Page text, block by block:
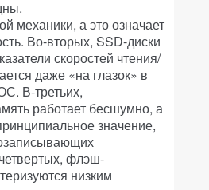
механики, а это означает
Во-вторых, SSD-диски
скоростей чтения/
даже «на глазок» в
В-третьих,
работает бесшумно, а
значение,
флэш-
низким